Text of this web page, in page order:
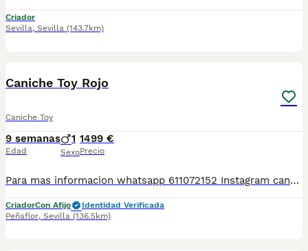
Criador
Sevilla, Sevilla (143.7km)
Caniche Toy Rojo
Caniche Toy
9 semanas
Edad
1
Sexo
1499 €
Precio
Para mas informacion whatsapp 611072152 Instagram canpuppydoggg Web www.canpuppydog.com Cachorros CANICHE TOY disponible machos y hembras Tamaño TOY ( pequeños) Gran pasión por esta raza, muchos años de experiencia, muy cariñosos y juguetones de excelente linea Los entregamos con 2 meses en adelante, criados en ambiente familiar y muy sociables con otras razas Criador particular profesional Listo para entrega inmediata en cualquier punto de España, También personalmente por todo Andalucía Nos encontramos entre Cordoba y Sevilla Espectaculares colores , pregunte por cachorros disponibles. Los entregamos con cartilla veterinaria, vacunas correspondientes, desparasitación tanto externa como interna. Los precios varían dependiendo las características y calidad del cachorro. Disponemos de más razas teckel daschund pomerania ratón de praga chihuahua bichon maltés caniche toy yorkshire biewer teckel daschund
CriadorCon Afijo
Identidad Verificada
Peñaflor, Sevilla (136.5km)